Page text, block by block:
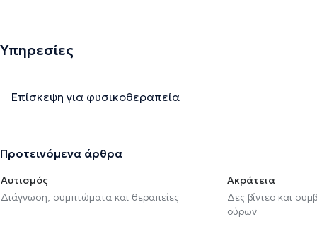
Υπηρεσίες
Επίσκεψη για φυσικοθεραπεία
Προτεινόμενα άρθρα
Αυτισμός
Διάγνωση, συμπτώματα και θεραπείες
Ακράτεια
Δες βίντεο και
ούρων